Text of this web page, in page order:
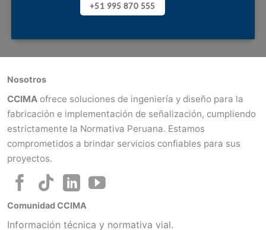
+51 995 870 555
Nosotros
CCIMA ofrece soluciones de ingeniería y diseño para la
fabricación e implementación de señalización, cumpliendo
estrictamente la Normativa Peruana. Estamos
comprometidos a brindar servicios confiables para sus
proyectos.
Comunidad CCIMA
Información técnica y normativa vial.